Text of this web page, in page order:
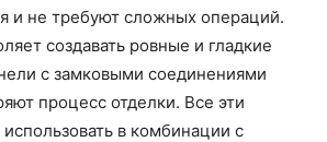
и не требуют сложных операций.
создавать ровные и гладкие
с замковыми соединениями
процесс отделки. Все эти
в комбинации с